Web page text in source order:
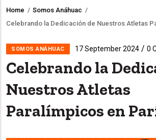
Breadcrumb
Home / Somos Anáhuac /
Celebrando la Dedicación de Nuestros Atletas
SOMOS ANÁHUAC 17 September 2024/ 0
Celebrando la
Nuestros Atletas
Paralímpicos en